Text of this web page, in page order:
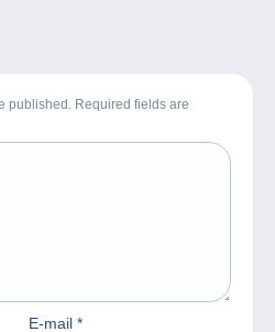
published. Required fields are
E-mail *